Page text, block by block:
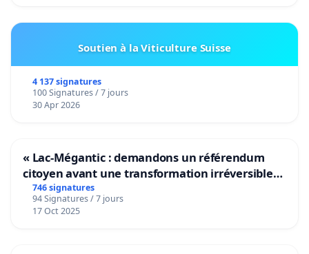
Soutien à la Viticulture Suisse
4 137 signatures
100 Signatures / 7 jours
30 Apr 2026
« Lac-Mégantic : demandons un référendum
citoyen avant une transformation irréversible
de notre territoire »
746 signatures
94 Signatures / 7 jours
17 Oct 2025